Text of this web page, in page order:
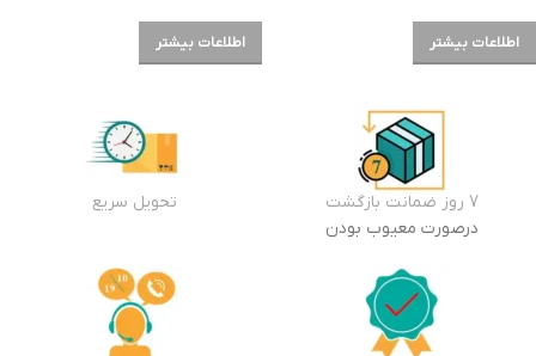
اطلاعات بیشتر اطلاعات بیشتر
7 روز ضمانت بازگشت
درصورت معیوب بودن
تحویل سریع